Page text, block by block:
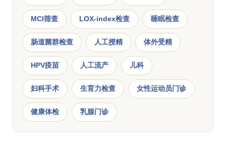
MCI筛查 LOX-index检查 睡眠检查
肠道菌群检查 人工授精 体外受精
HPV疫苗 人工流产 儿科
妇科手术 生育力检查 女性运动员门诊
健康体检 乳腺门诊